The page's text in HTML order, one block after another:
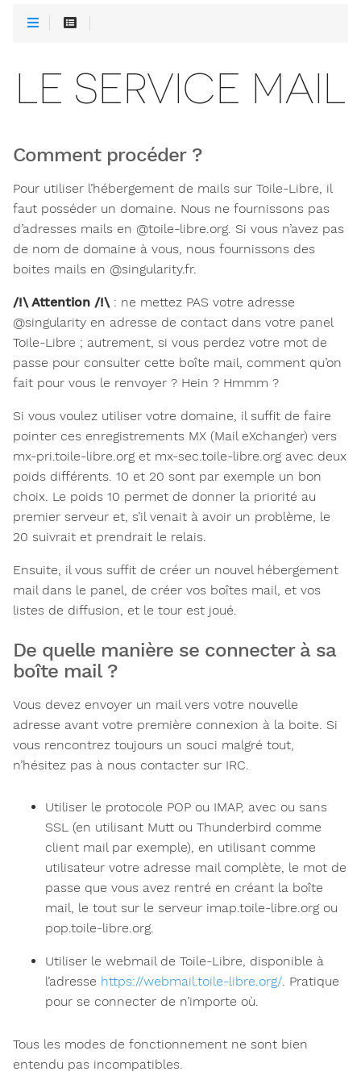
LE SERVICE MAIL
Comment procéder ?
Pour utiliser l’hébergement de mails sur Toile-Libre, il
faut posséder un domaine. Nous ne fournissons pas
d’adresses mails en @toile-libre.org. Si vous n’avez pas
de nom de domaine à vous, nous fournissons des
boites mails en @singularity.fr.
/!\ Attention /!\ : ne mettez PAS votre adresse
@singularity en adresse de contact dans votre panel
Toile-Libre ; autrement, si vous perdez votre mot de
passe pour consulter cette boîte mail, comment qu’on
fait pour vous le renvoyer ? Hein ? Hmmm ?
Si vous voulez utiliser votre domaine, il suffit de faire
pointer ces enregistrements MX (Mail eXchanger) vers
mx-pri.toile-libre.org et mx-sec.toile-libre.org avec deux
poids différents. 10 et 20 sont par exemple un bon
choix. Le poids 10 permet de donner la priorité au
premier serveur et, s’il venait à avoir un problème, le
20 suivrait et prendrait le relais.
Ensuite, il vous suffit de créer un nouvel hébergement
mail dans le panel, de créer vos boîtes mail, et vos
listes de diffusion, et le tour est joué.
De quelle manière se connecter à sa
boîte mail ?
Vous devez envoyer un mail vers votre nouvelle
adresse avant votre première connexion à la boite. Si
vous rencontrez toujours un souci malgré tout,
n’hésitez pas à nous contacter sur IRC.
Utiliser le protocole POP ou IMAP, avec ou sans
SSL (en utilisant Mutt ou Thunderbird comme
client mail par exemple), en utilisant comme
utilisateur votre adresse mail complète, le mot de
passe que vous avez rentré en créant la boîte
mail, le tout sur le serveur imap.toile-libre.org ou
pop.toile-libre.org.
Utiliser le webmail de Toile-Libre, disponible à
l’adresse https://webmail.toile-libre.org/. Pratique
pour se connecter de n’importe où.
Tous les modes de fonctionnement ne sont bien
entendu pas incompatibles.